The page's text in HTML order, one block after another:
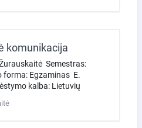
komunikacija
Semestras:
Egzaminas E.
kalba: Lietuvių